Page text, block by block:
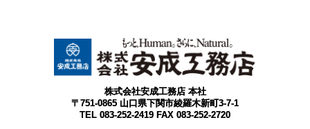
株式会社安成工務店 本社
〒751-0865 山口県下関市綾羅木新町3-7-1
TEL 083-252-2419 FAX 083-252-2720